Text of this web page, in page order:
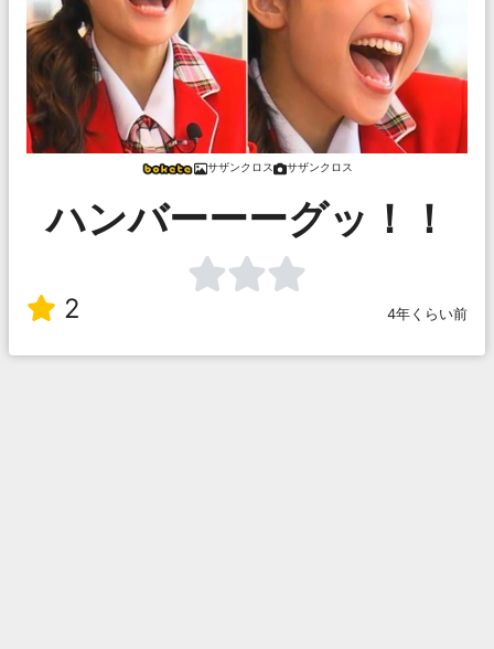
サザンクロス サザンクロス
ハンバーーーグッ！！
2 4年くらい前